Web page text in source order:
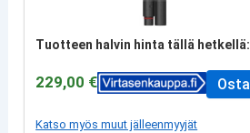
Tuotteen halvin hinta tällä hetkellä:
229,00 € Osta
Katso myös muut jälleenmyyjät